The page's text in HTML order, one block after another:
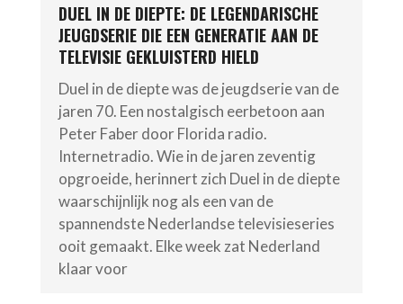
DUEL IN DE DIEPTE: DE LEGENDARISCHE
JEUGDSERIE DIE EEN GENERATIE AAN DE
TELEVISIE GEKLUISTERD HIELD
Duel in de diepte was de jeugdserie van de
jaren 70. Een nostalgisch eerbetoon aan
Peter Faber door Florida radio.
Internetradio. Wie in de jaren zeventig
opgroeide, herinnert zich Duel in de diepte
waarschijnlijk nog als een van de
spannendste Nederlandse televisieseries
ooit gemaakt. Elke week zat Nederland
klaar voor